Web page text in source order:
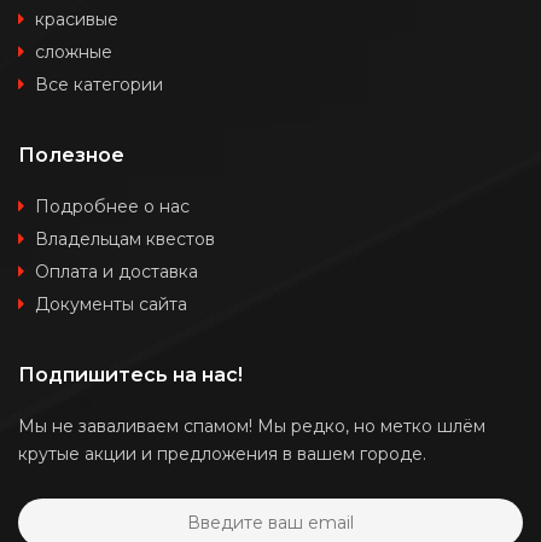
красивые
сложные
Все категории
Полезное
Подробнее о нас
Владельцам квестов
Оплата и доставка
Документы сайта
Подпишитесь на нас!
Мы не заваливаем спамом! Мы редко, но метко шлём
крутые акции и предложения в вашем городе.